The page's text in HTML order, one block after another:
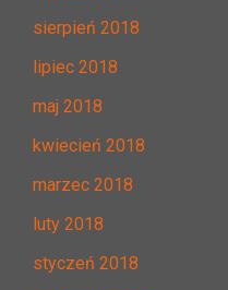
sierpień 2018
lipiec 2018
maj 2018
kwiecień 2018
marzec 2018
luty 2018
styczeń 2018